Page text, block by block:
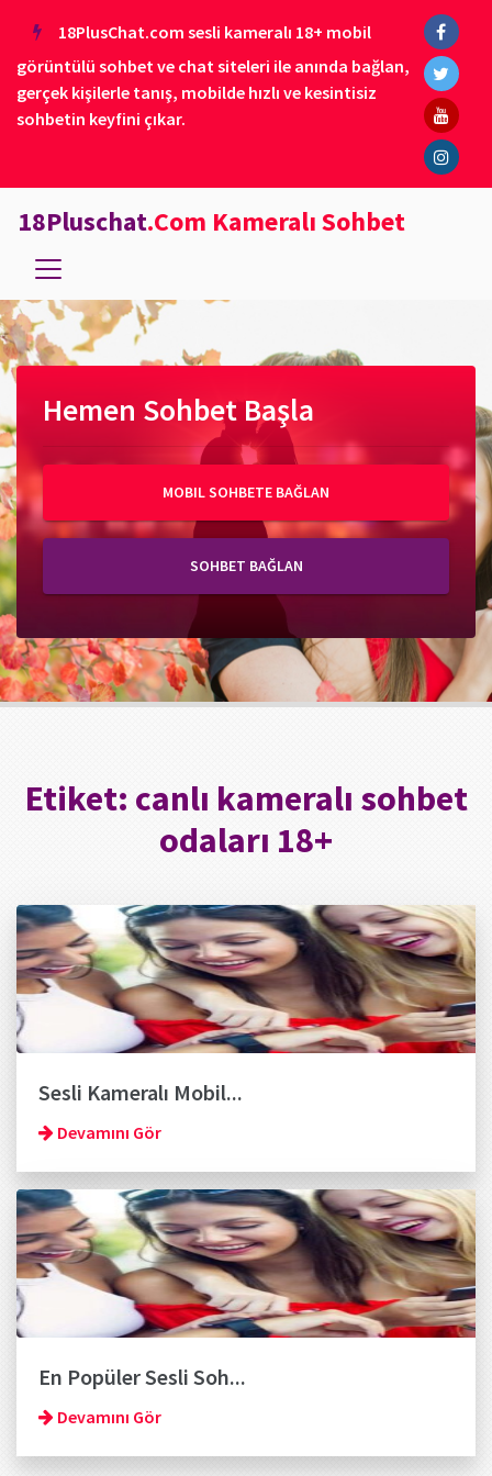
18PlusChat.com sesli kameralı 18+ mobil
görüntülü sohbet ve chat siteleri ile anında bağlan,
gerçek kişilerle tanış, mobilde hızlı ve kesintisiz
sohbetin keyfini çıkar.
18Pluschat.Com Kameralı Sohbet
Hemen Sohbet Başla
MOBIL SOHBETE BAĞLAN
SOHBET BAĞLAN
Etiket: canlı kameralı sohbet
odaları 18+
Sesli Kameralı Mobil...
Devamını Gör
En Popüler Sesli Soh...
Devamını Gör